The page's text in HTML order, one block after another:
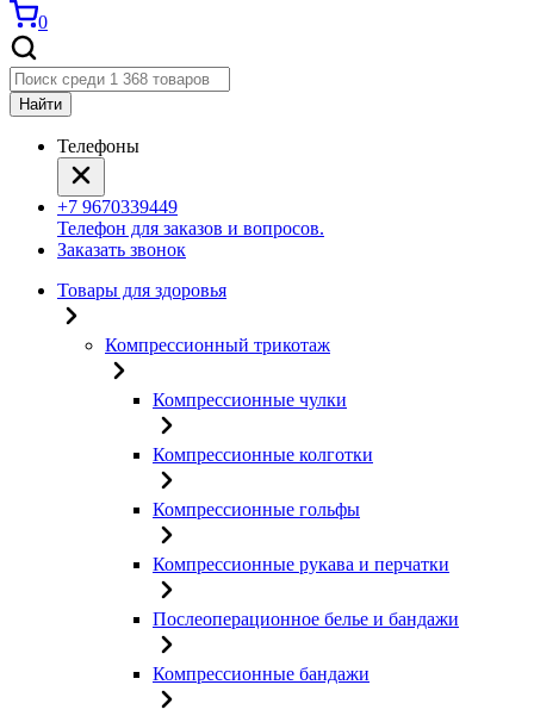
0
Найти
Телефоны
+7 9670339449
Телефон для заказов и вопросов.
Заказать звонок
Товары для здоровья
Компрессионный трикотаж
Компрессионные чулки
Компрессионные колготки
Компрессионные гольфы
Компрессионные рукава и перчатки
Послеоперационное белье и бандажи
Компрессионные бандажи